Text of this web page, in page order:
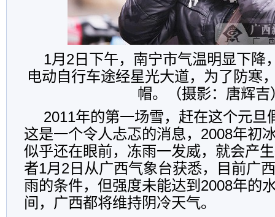
1月2日下午，南宁市气温明显下降
电动自行车途经星光大道，为了防寒
帽。（摄影：唐辉吉
2011年的第一场雪，赶在这个元旦
这是一个令人忐忑的消息，2008年初
似乎还在眼前，冻雨一发威，就会产
者1月2日从广西气象台获悉，目前广
雨的条件，但强度未能达到2008年的
间，广西都将维持阴冷天气。